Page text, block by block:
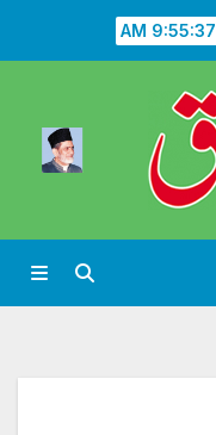
9:55:38 AM